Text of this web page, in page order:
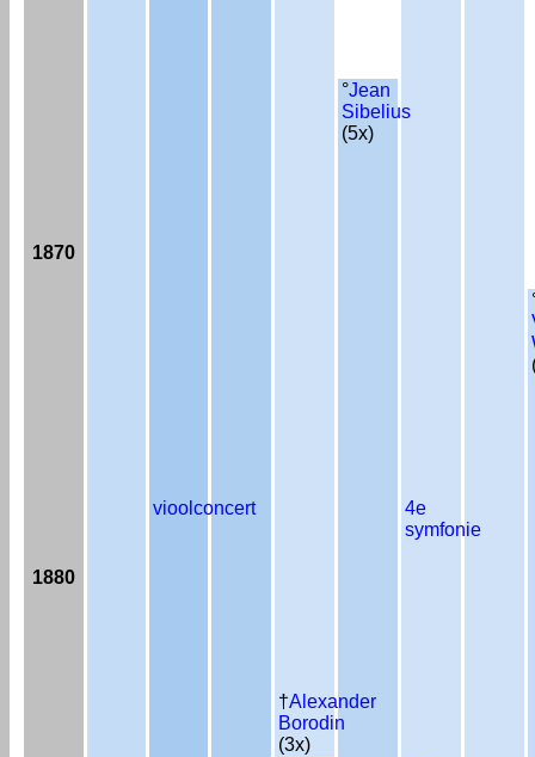
°Jean
Sibelius
(5x)
1870
vioolconcert
4e
symfonie
1880
†Alexander
Borodin
(3x)